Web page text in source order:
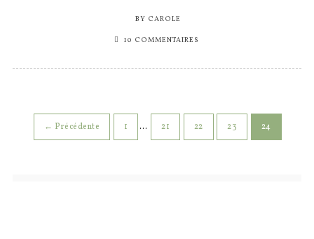
BY CAROLE
10 COMMENTAIRES
← Précédente 1 … 21 22 23 24